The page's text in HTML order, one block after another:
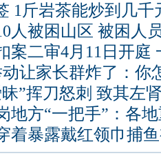
1斤岩茶能炒到几
人被困山区 被困人
案二审4月11日开庭
让家长群炸了：你
”挥刀怒刺 致其左
地方“一把手”：各
着暴露戴红领巾捕